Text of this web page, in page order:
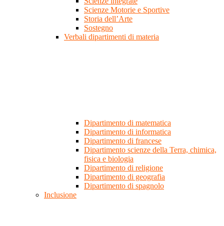
Scienze Motorie e Sportive
Storia dell’Arte
Sostegno
Verbali dipartimenti di materia
Dipartimento di matematica
Dipartimento di informatica
Dipartimento di francese
Dipartimento scienze della Terra, chimica,
fisica e biologia
Dipartimento di religione
Dipartimento di geografia
Dipartimento di spagnolo
Inclusione